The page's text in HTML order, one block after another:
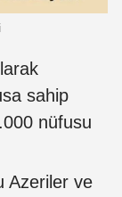
sahip
nüfusu
Azeriler ve